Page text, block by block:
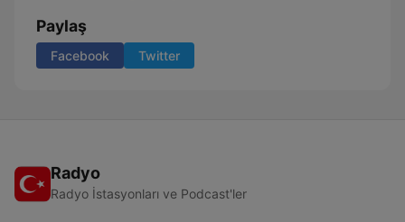
Paylaş
Facebook Twitter
Radyo
Radyo İstasyonları ve Podcast'ler